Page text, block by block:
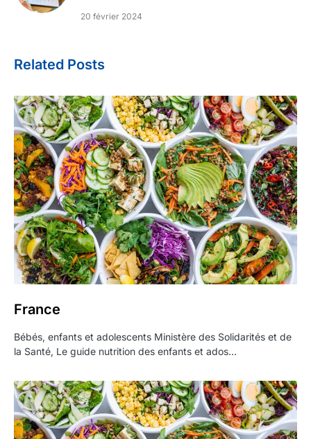
20 février 2024
Related Posts
France
Bébés, enfants et adolescents Ministère des Solidarités et de
la Santé, Le guide nutrition des enfants et ados…